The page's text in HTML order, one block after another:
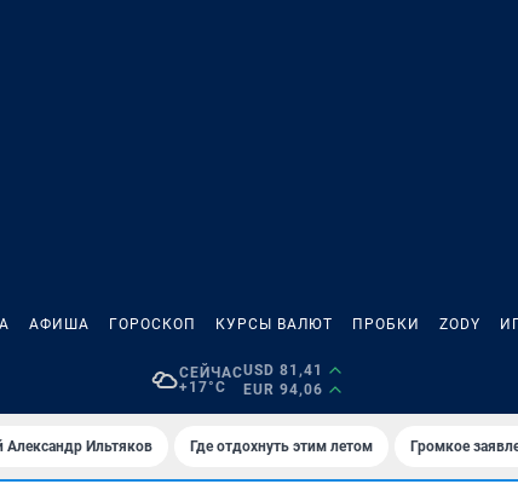
АФИША ГОРОСКОП КУРСЫ ВАЛЮТ ПРОБКИ ZODY
СЕЙЧАС
+17°C
USD 81,41
EUR 94,06
Александр Ильтяков Где отдохнуть этим летом Громкое